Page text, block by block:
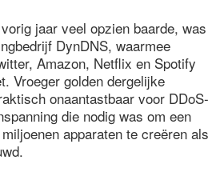
jaar veel opzien baarde, was
DynDNS, waarmee
Amazon, Netflix en Spotify
Vroeger golden dergelijke
onaantastbaar voor DDoS-
die nodig was om een
apparaten te creëren als